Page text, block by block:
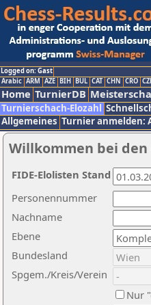
Logged on: Gast
Arabic ARM AZE BIH BUL CAT CHN CRO
Home TurnierDB
Turnierschach-Elozahl
Allgemeines Turnier anmelden:
Willkommen bei den
Nachname
Ebene
Personennummer
Bundesland
Spgem./Kreis/Verein
Nur
FIDE-Elolisten Stand